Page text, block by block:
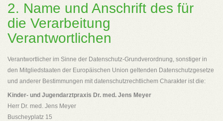
2. Name und Anschrift des für
die Verarbeitung
Verantwortlichen
Verantwortlicher im Sinne der Datenschutz-Grundverordnung, sonstiger in
den Mitgliedstaaten der Europäischen Union geltenden Datenschutzgesetze
und anderer Bestimmungen mit datenschutzrechtlichem Charakter ist die:
Kinder- und Jugendarztpraxis Dr. med. Jens Meyer
Herr Dr. med. Jens Meyer
Buscheyplatz 15